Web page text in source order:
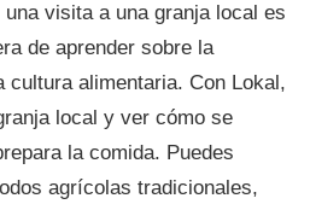
visita a una granja local es
de aprender sobre la
cultura alimentaria. Con Lokal,
local y ver cómo se
la comida. Puedes
agrícolas tradicionales,